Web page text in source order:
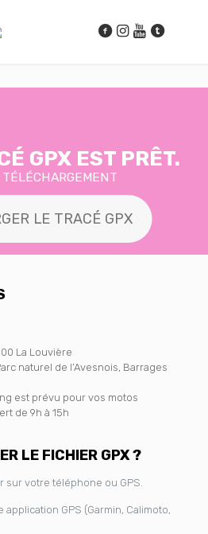
GPX EST PRÊT.
LE TRACÉ GPX
La Louvière
naturel de l’Avesnois, Barrages
est prévu pour vos motos
de 9h à 15h
LE FICHIER GPX ?
sur votre téléphone ou GPS.
GPS (Garmin, Calimoto,